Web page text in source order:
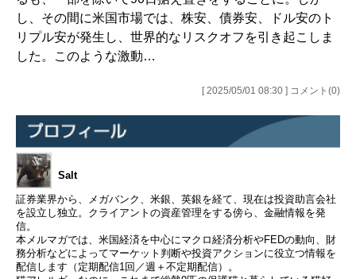
し、その間に米国市場では、株安、債券安、ドル安のト
リプル安が発生し、世界的なリスクオフを引き起こしま
した。このような激動…
[ 2025/05/01 08:30 ] コメント(0)
Salt
証券業界から、メガバンク、米銀、英銀を経て、現在は投資助言会社
を設立し独立。クライアントの資産管理をする傍ら、金融情報を発
信。
本メルマガでは、米国経済を中心にマクロ経済分析やFEDの動向、財
務分析などによってマーケット判断や投資アクションに役立つ情報を
配信します（定期配信1回／週＋不定期配信）。